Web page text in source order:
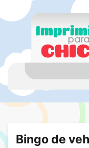
chicos
Imprimibles para
Bingo de